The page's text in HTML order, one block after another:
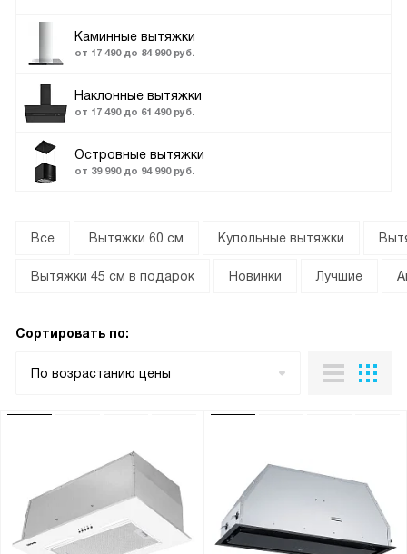
Каминные вытяжки
от 17 490 до 84 990 руб.
Наклонные вытяжки
от 17 490 до 61 490 руб.
Островные вытяжки
от 39 990 до 94 990 руб.
Все Вытяжки 60 см Купольные вытяжки
Вытяжки 45 см в подарок Новинки Лучшие
Сортировать по:
По возрастанию цены